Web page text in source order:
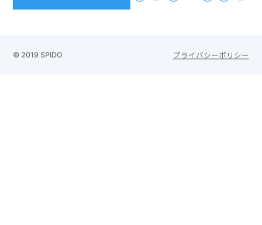
© 2019 SPIDO プライバシーポリシー